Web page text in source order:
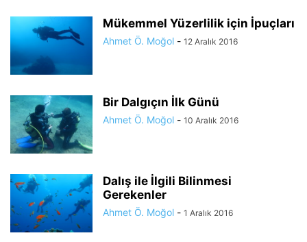
Mükemmel Yüzerlilik için İpuçları
Ahmet Ö. Moğol - 12 Aralık 2016
Bir Dalgıçın İlk Günü
Ahmet Ö. Moğol - 10 Aralık 2016
Dalış ile İlgili Bilinmesi
Gerekenler
Ahmet Ö. Moğol - 1 Aralık 2016